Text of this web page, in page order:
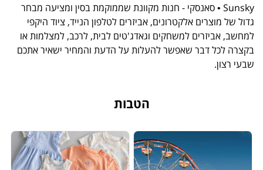
Sunsky • סאנסקי - חנות מקוונת שממוקמת בסין ומציעה מבחר
גדול של מוצרים אלקטרונים, אביזרים לטלפון הנייד, ציוד היקפי
למחשב, אביזרים למשחקים וגאדג'טים לבית, לרכב, למצלמות או
בקצרה לכל דבר שאפשר להעלות על הדעת והמחיר ישאיר אתכם
שבעי רצון.
הטבות